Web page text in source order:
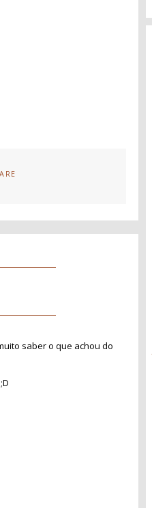
saber o que achou do